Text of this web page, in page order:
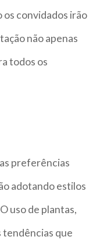
os convidados irão
não apenas
todos os
preferências
adotando estilos
uso de plantas,
tendências que